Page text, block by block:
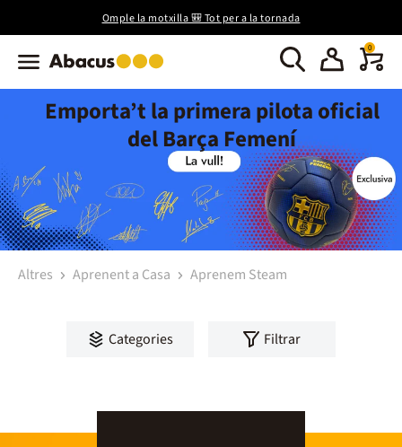
Omple la motxilla 🎒 Tot per a la tornada
0
Emporta’t la primera pilota oficial
del Barça Femení
Altres Aprenent a Casa Aprenem Steam
Categories Filtrar